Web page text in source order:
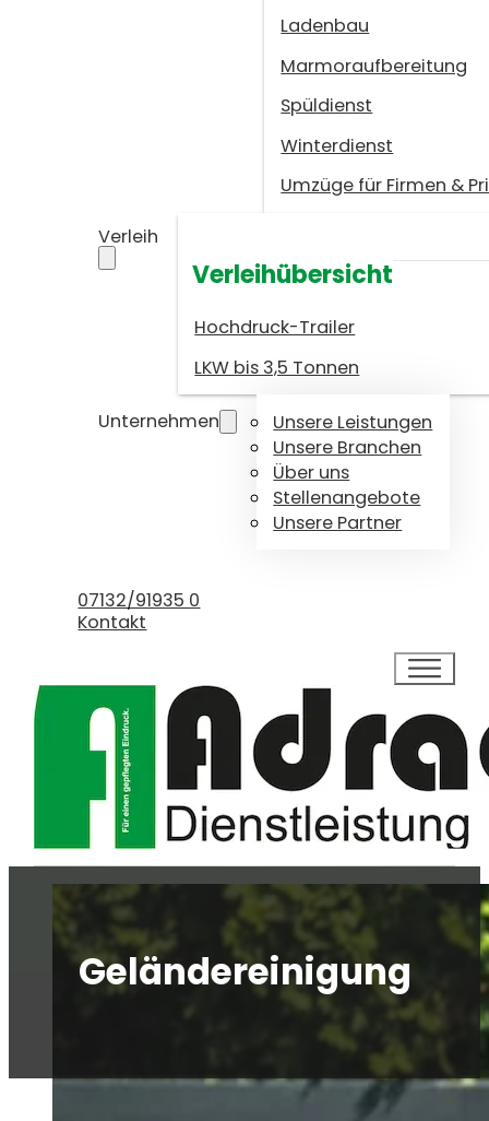
Ladenbau
Marmoraufbereitung
Spüldienst
Winterdienst
Umzüge für Firmen &
Verleih
Verleihübersicht
Hochdruck-Trailer
LKW bis 3,5 Tonnen
Unternehmen
Unsere Leistungen
Unsere Branchen
Über uns
Stellenangebote
Unsere Partner
07132/91935 0
Kontakt
Geländereinigung